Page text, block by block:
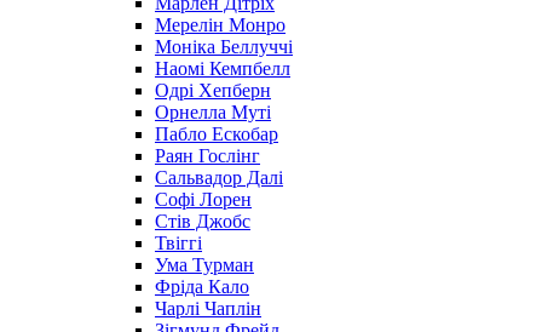
Мерелін Монро
Моніка Беллуччі
Наомі Кемпбелл
Одрі Хепберн
Орнелла Муті
Пабло Ескобар
Раян Гослінг
Сальвадор Далі
Софі Лорен
Стів Джобс
Твіггі
Ума Турман
Фріда Кало
Чарлі Чаплін